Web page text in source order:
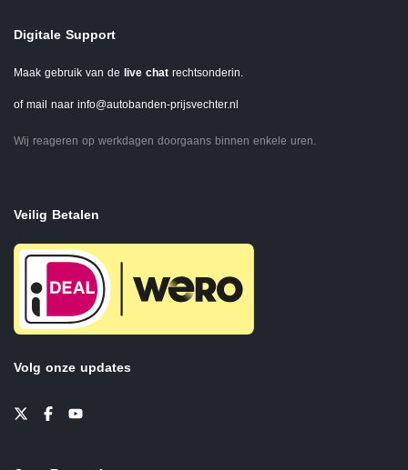
Digitale Support
Maak gebruik van de live chat rechtsonderin.
of mail naar info@autobanden-prijsvechter.nl
Wij reageren op werkdagen doorgaans binnen enkele uren.
Veilig Betalen
Volg onze updates